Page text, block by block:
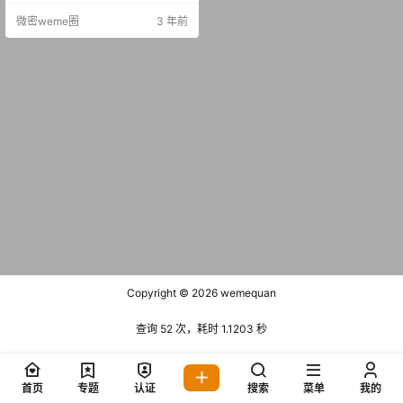
圈 NO.003期 【16P】 抖音 智桃luc
ky 微密圈 NO.005期 【27P】 抖音
微密weme圈 3 年前
Copyright © 2026 wemequan
查询 52 次，耗时 1.1203 秒
首页 专题 认证 搜索 菜单 我的